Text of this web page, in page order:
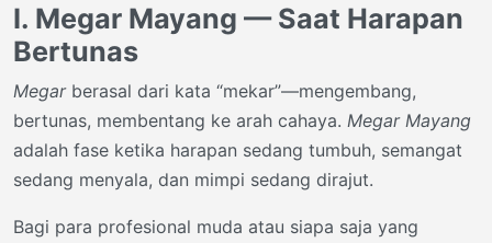
I. Megar Mayang — Saat Harapan
Bertunas
Megarberasal dari kata “mekar”—mengembang,
bertunas, membentang ke arah cahaya. Megar Mayang
adalah fase ketika harapan sedang tumbuh, semangat
sedang menyala, dan mimpi sedang dirajut.
Bagi para profesional muda atau siapa saja yang